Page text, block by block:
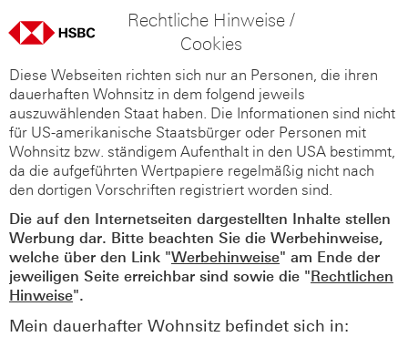
Rechtliche Hinweise /
Cookies
Diese Webseiten richten sich nur an Personen, die ihren
dauerhaften Wohnsitz in dem folgend jeweils
auszuwählenden Staat haben. Die Informationen sind nicht
für US-amerikanische Staatsbürger oder Personen mit
Wohnsitz bzw. ständigem Aufenthalt in den USA bestimmt,
da die aufgeführten Wertpapiere regelmäßig nicht nach
den dortigen Vorschriften registriert worden sind.
Die auf den Internetseiten dargestellten Inhalte stellen
Werbung dar. Bitte beachten Sie die Werbehinweise,
welche über den Link "Werbehinweise" am Ende der
jeweiligen Seite erreichbar sind sowie die "Rechtlichen
Hinweise".
Mein dauerhafter Wohnsitz befindet sich in: